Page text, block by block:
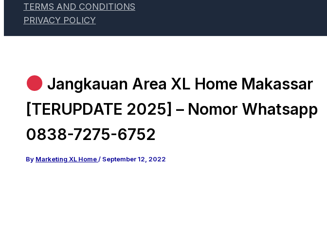
TERMS AND CONDITIONS
PRIVACY POLICY
Jangkauan Area XL Home Makassar
[TERUPDATE 2025] – Nomor Whatsapp
0838-7275-6752
By Marketing XL Home/ September 12, 2022